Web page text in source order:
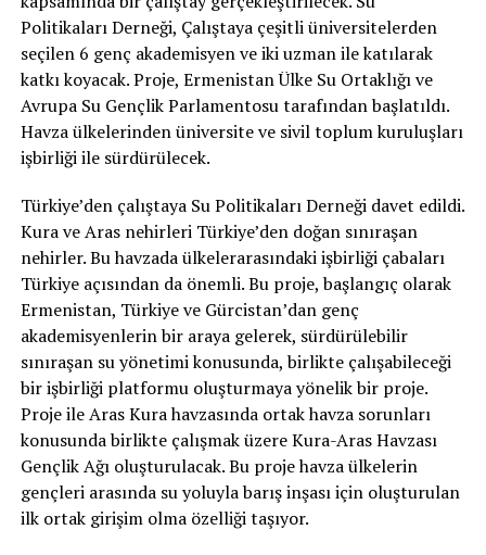
Politikaları Derneği, Çalıştaya çeşitli üniversitelerden
seçilen 6 genç akademisyen ve iki uzman ile katılarak
katkı koyacak. Proje, Ermenistan Ülke Su Ortaklığı ve
Avrupa Su Gençlik Parlamentosu tarafından başlatıldı.
Havza ülkelerinden üniversite ve sivil toplum kuruluşları
işbirliği ile sürdürülecek.
Türkiye’den çalıştaya Su Politikaları Derneği davet edildi.
Kura ve Aras nehirleri Türkiye’den doğan sınıraşan
nehirler. Bu havzada ülkelerarasındaki işbirliği çabaları
Türkiye açısından da önemli. Bu proje, başlangıç olarak
Ermenistan, Türkiye ve Gürcistan’dan genç
akademisyenlerin bir araya gelerek, sürdürülebilir
sınıraşan su yönetimi konusunda, birlikte çalışabileceği
bir işbirliği platformu oluşturmaya yönelik bir proje.
Proje ile Aras Kura havzasında ortak havza sorunları
konusunda birlikte çalışmak üzere Kura-Aras Havzası
Gençlik Ağı oluşturulacak. Bu proje havza ülkelerin
gençleri arasında su yoluyla barış inşası için oluşturulan
ilk ortak girişim olma özelliği taşıyor.